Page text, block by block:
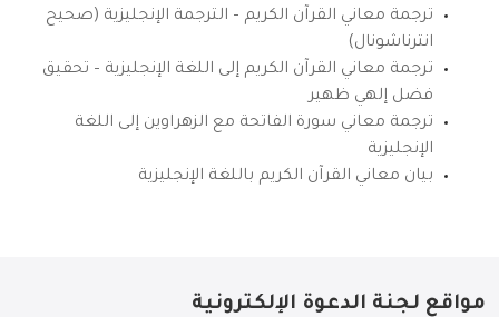
ترجمة معاني القرآن الكريم – الترجمة الإنجليزية (صحيح
انترناشونال)
ترجمة معاني القرآن الكريم إلى اللغة الإنجليزية – تحقيق
فضل إلهي ظهير
ترجمة معاني سورة الفاتحة مع الزهراوين إلى اللغة
الإنجليزية
بيان معاني القرآن الكريم باللغة الإنجليزية
مواقع لجنة الدعوة الإلكترونية